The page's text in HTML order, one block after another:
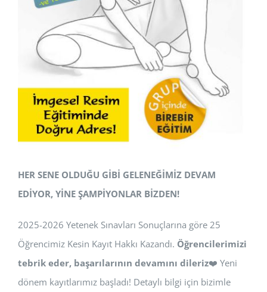
HER SENE OLDUĞU GİBİ GELENEĞİMİZ DEVAM
EDİYOR, YİNE ŞAMPİYONLAR BİZDEN!
2025-2026 Yetenek Sınavları Sonuçlarına göre 25
Öğrencimiz Kesin Kayıt Hakkı Kazandı. Öğrencilerimizi
tebrik eder, başarılarının devamını dileriz❤️ Yeni
dönem kayıtlarımız başladı! Detaylı bilgi için bizimle